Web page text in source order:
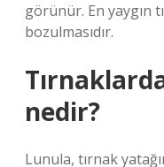
görünür. En yaygın
bozulmasıdır.
nedir?
Lunula, tırnak